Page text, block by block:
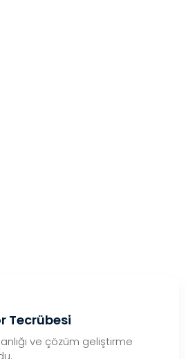
Tecrübesi
ve çözüm geliştirme